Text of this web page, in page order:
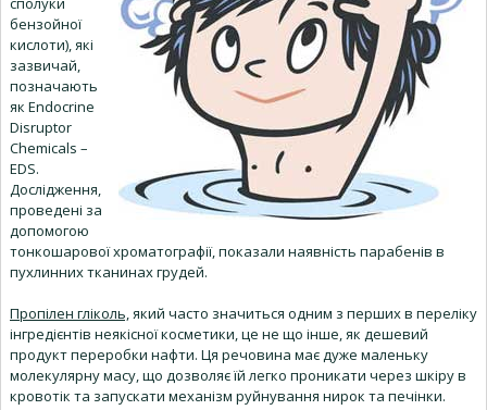
бензойної
кислоти), які
зазвичай,
позначають
як Endocrine
Disruptor
Chemicals –
EDS.
Дослідження,
проведені за
допомогою
тонкошарової хроматографії, показали наявність парабенів в
пухлинних тканинах грудей.
Пропілен гліколь,який часто значиться одним з перших в переліку
інгредієнтів неякісної косметики, це не що інше, як дешевий
продукт переробки нафти. Ця речовина має дуже маленьку
молекулярну масу, що дозволяє їй легко проникати через шкіру в
кровотік та запускати механізм руйнування нирок та печінки.